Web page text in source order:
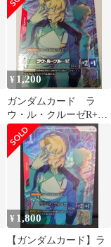
¥ 1,200
ガンダムカード ラ
ウ・ル・クルーゼR+
パラレル GD03-091
¥ 1,800
【ガンダムカード】ラ